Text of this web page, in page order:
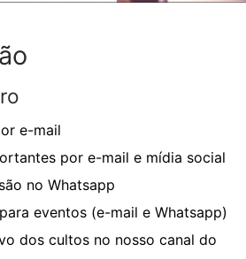
e-mail
por e-mail e mídia social
no Whatsapp
eventos (e-mail e Whatsapp)
dos cultos no nosso canal do